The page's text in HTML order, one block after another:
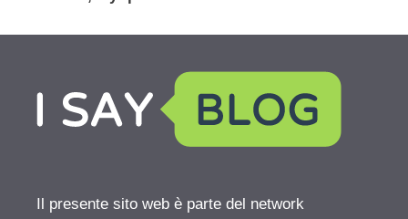
Il presente sito web è parte del network